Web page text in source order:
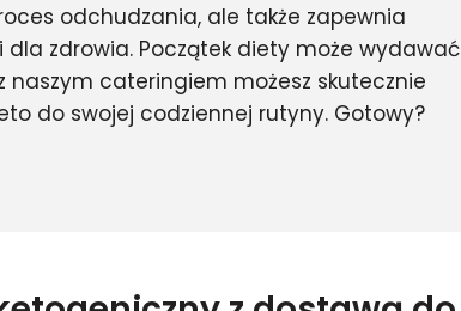
odchudzania, ale także zapewnia
dla zdrowia. Początek diety może wydawać
naszym cateringiem możesz skutecznie
do swojej codziennej rutyny. Gotowy?